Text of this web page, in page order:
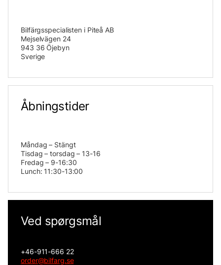
Bilfärgsspecialisten i Piteå AB
Mejselvägen 24
943 36 Öjebyn
Sverige
Åbningstider
Måndag – Stängt
Tisdag – torsdag – 13-16
Fredag – 9-16:30
Lunch: 11:30-13:00
Ved spørgsmål
+46-911-666 22
order@bilfarg.se